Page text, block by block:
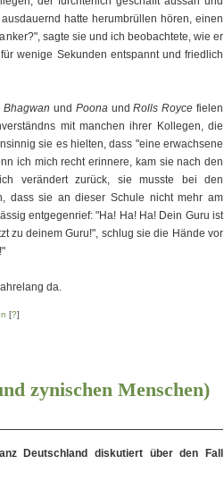
hatte herumbrüllen hören, einen
sagte sie und ich beobachtete, wie er
wenige Sekunden entspannt und friedlich
Bhagwan und PoonaundRolls Royce fielen
mit manchen ihrer Kollegen, die
sie es hielten, dass "eine erwachsene
ich mich recht erinnere, kam sie nach den
verändert zurück, sie musste bei den
dass sie an dieser Schule nicht mehr am
entgegenrief: "Ha! Ha! Ha! Dein Guru ist
zu deinem Guru!", schlug sie die Hände vor
da.
[?]
zynischen Menschen)
Deutschland diskutiert über den Fall